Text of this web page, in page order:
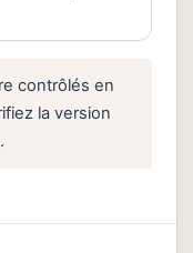
contrôlés en
la version